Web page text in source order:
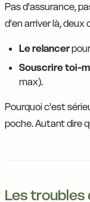
Pas d'assurance,
d'en arriver là,
Le relancer
Souscrire toi-
max).
Pourquoi c'est
poche. Autant dire
Les troubles